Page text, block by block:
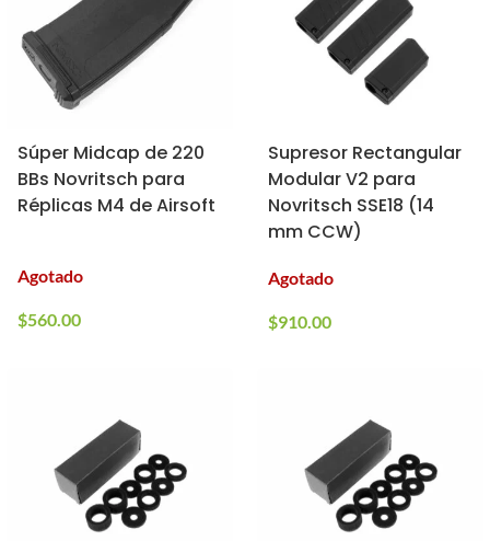
Súper Midcap de 220
BBs Novritsch para
Réplicas M4 de Airsoft
Agotado
$560.00
Supresor Rectangular
Modular V2 para
Novritsch SSE18 (14
mm CCW)
Agotado
$910.00